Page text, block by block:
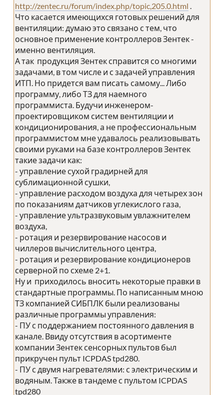
http://zentec.ru/forum/index.php/topic,205.0.html
Что касается имеющихся готовых решений для
вентиляции: думаю это связано с тем, что
основное применение контроллеров Зентек -
именно вентиляция.
А так продукция Зентек справится со многими
задачами, в том числе и с задачей управления
ИТП. Но придется вам писать самому... Либо
программу, либо ТЗ для наемного
программиста. Будучи инженером-
проектировщиком систем вентиляции и
кондиционирования, а не профессиональным
программистом мне удавалось реализовывать
своими руками на базе контроллеров Зентек
такие задачи как:
- управление сухой градирней для
сублимационной сушки,
- управление расходом воздуха для четырех зон
по показаниям датчиков углекислого газа,
- управление ультразвуковым увлажнителем
воздуха,
- ротация и резервирование насосов и
чиллеров вычислительного центра,
- ротация и резервирование кондиционеров
серверной по схеме 2+1.
Ну и приходилось вносить некоторые правки в
стандартные программы. По написанным мною
ТЗ компанией СИБПЛК были реализованы
различные программы управления:
- ПУ с поддержанием постоянного давления в
канале. Ввиду отсутствия в асортименте
компании Зентек сенсорных пультов был
прикручен пульт ICPDAS tpd280.
- ПУ с двумя нагревателями: с электрическим и
водяным. Также в тандеме с пультом ICPDAS
tpd280